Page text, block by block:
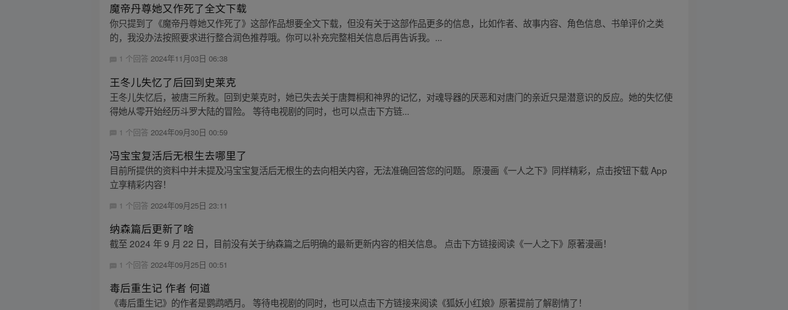
魔帝丹尊她又作死了全文下载
你只提到了《魔帝丹尊她又作死了》这部作品想要全文下载，但没有关于这部作品更多的信息，比如作者、故事内容、角色信息、书单评价之类
的，我没办法按照要求进行整合润色推荐哦。你可以补充完整相关信息后再告诉我。...
1 个回答2024年11月03日 06:38
王冬儿失忆了后回到史莱克
王冬儿失忆后，被唐三所救。回到史莱克时，她已失去关于唐舞桐和神界的记忆，对魂导器的厌恶和对唐门的亲近只是潜意识的反应。她的失忆使
得她从零开始经历斗罗大陆的冒险。 等待电视剧的同时，也可以点击下方链...
1 个回答 2024年09月30日 00:59
冯宝宝复活后无根生去哪里了
目前所提供的资料中并未提及冯宝宝复活后无根生的去向相关内容，无法准确回答您的问题。 原漫画《一人之下》同样精彩，点击按钮下载 App
立享精彩内容！
1 个回答 2024年09月25日 23:11
纳森篇后更新了啥
截至 2024 年 9 月 22 日，目前没有关于纳森篇之后明确的最新更新内容的相关信息。 点击下方链接阅读《一人之下》原著漫画！
1 个回答2024年09月25日 00:51
毒后重生记 作者 何道
《毒后重生记》的作者是鹦鹉晒月。 等待电视剧的同时，也可以点击下方链接来阅读《狐妖小红娘》原著提前了解剧情了！